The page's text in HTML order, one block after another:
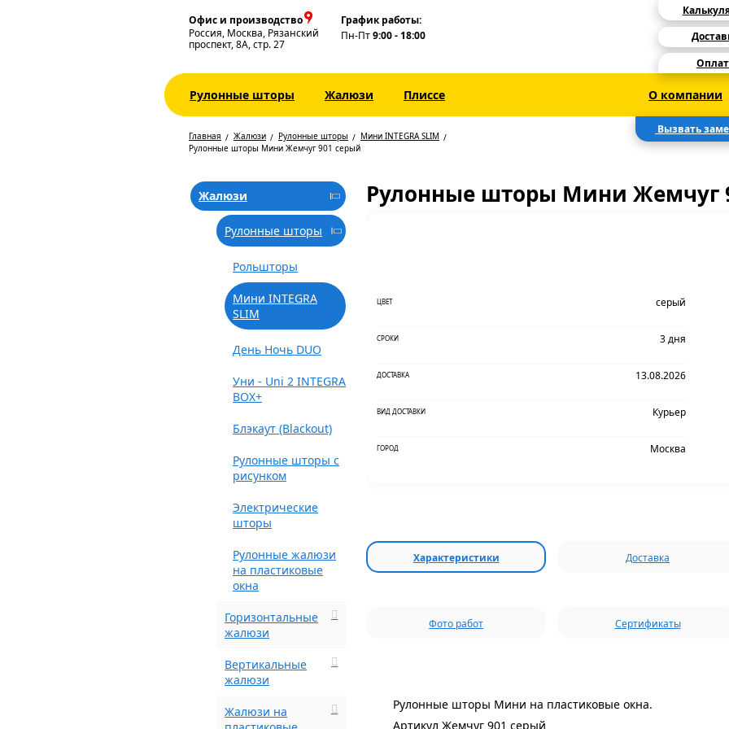
Офис и производство
Россия, Москва, Рязанский
проспект, 8А, стр. 27
График работы:
Пн-Пт9:00 - 18:00
Рулонные шторы Жалюзи Плиссе О компании
Вызвать
Главная Жалюзи Рулонные шторы
Мини INTEGRA SLIM
Рулонные шторы Мини Жемчуг 901 серый
Жалюзи
Рулонные шторы
Рольшторы
Мини INTEGRA
SLIM
День Ночь DUO
Уни - Uni 2 INTEGRA
BOX+
Блэкаут (Blackout)
Рулонные шторы с
рисунком
Электрические
шторы
Рулонные жалюзи
на пластиковые
окна
Горизонтальные
жалюзи
Вертикальные
жалюзи
Жалюзи на
Рулонные шторы Мини Жемчуг
ЦВЕТ серый
СРОКИ 3 дня
ДОСТАВКА 13.08.2026
ВИД ДОСТАВКИ Курьер
ГОРОД Москва
Характеристики Доставка
Фото работ Сертификаты
Рулонные шторы Мини на пластиковые окна.
Артикул Жемчуг 901 серый